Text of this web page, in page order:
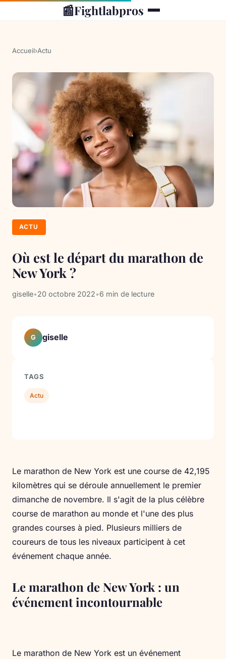
📰Fightlabpros
Accueil›Actu
ACTU
Où est le départ du marathon de
New York ?
giselle•20 octobre 2022•6 min de lecture
Le marathon de New York est une course de 42,195
kilomètres qui se déroule annuellement le premier
dimanche de novembre. Il s'agit de la plus célèbre
course de marathon au monde et l'une des plus
grandes courses à pied. Plusieurs milliers de
coureurs de tous les niveaux participent à cet
événement chaque année.
Le marathon de New York : un
événement incontournable
Le marathon de New York est un événement
G giselle
TAGS
Actu